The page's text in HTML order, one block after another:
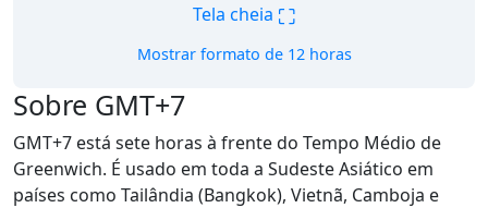
Tela cheia ⛶
Mostrar formato de 12 horas
Sobre GMT+7
GMT+7 está sete horas à frente do Tempo Médio de
Greenwich. É usado em toda a Sudeste Asiático em
países como Tailândia (Bangkok), Vietnã, Camboja e